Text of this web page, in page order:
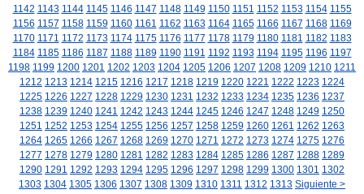
1142 1143 1144 1145 1146 1147 1148 1149 1150 1151 1152 1153 1154 1155
1156 1157 1158 1159 1160 1161 1162 1163 1164 1165 1166 1167 1168 1169
1170 1171 1172 1173 1174 1175 1176 1177 1178 1179 1180 1181 1182 1183
1184 1185 1186 1187 1188 1189 1190 1191 1192 1193 1194 1195 1196 1197
1198 1199 1200 1201 1202 1203 1204 1205 1206 1207 1208 1209 1210 1211
1212 1213 1214 1215 1216 1217 1218 1219 1220 1221 1222 1223 1224
1225 1226 1227 1228 1229 1230 1231 1232 1233 1234 1235 1236 1237
1238 1239 1240 1241 1242 1243 1244 1245 1246 1247 1248 1249 1250
1251 1252 1253 1254 1255 1256 1257 1258 1259 1260 1261 1262 1263
1264 1265 1266 1267 1268 1269 1270 1271 1272 1273 1274 1275 1276
1277 1278 1279 1280 1281 1282 1283 1284 1285 1286 1287 1288 1289
1290 1291 1292 1293 1294 1295 1296 1297 1298 1299 1300 1301 1302
1303 1304 1305 1306 1307 1308 1309 1310 1311 1312 1313 Siguiente >